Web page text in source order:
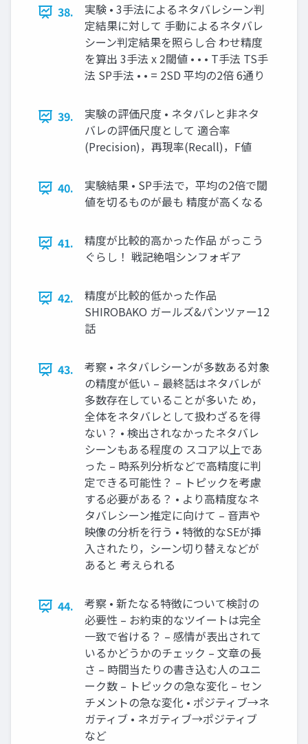
38.
実験 • 3手法によるネタバレシーン判
定結果に対して 手動によるネタバレ
シーン判定結果を照らし合 わせ精度
を算出 3手法 x 2閾値 • • • T手法 TS手
法 SP手法 • • = 2SD 平均の2倍 6通り
39.
実験の評価尺度 • ネタバレと非ネタ
バレの評価尺度として 適合率
(Precision)，再現率(Recall)，F値
40.
実験結果 • SP手法で，平均の2倍で閾
値を切るものが最も 精度が高くなる
41.
精度が比較的高かった作品 がっこう
ぐらし！ 戦記絶唱シンフォギア
42.
精度が比較的低かった作品
SHIROBAKO ガールズ&パンツァー12
話
43.
考察 • ネタバレシーンが多数ある対象
の精度が低い – 最終話はネタバレが
多数存在していることが多いた め，
全体をネタバレとして扱わざるを得
ない？ • 検出されなかったネタバレ
シーンもある程度の スコア以上であ
った – 時系列分析などで高精度に判
定できる可能性？ – トピックを考慮
する必要がある？ • より高精度なネ
タバレシーン推定に向けて – 音声や
映像の分析を行う • 特徴的なSEが挿
入されたり，シーン切り替えなどが
あると 考えられる
44.
考察 • 新たなる特徴について検討の
必要性 – お約束的なツイートは完全
一致で省ける？ – 感情が表出されて
いるかどうかのチェック – 文章の長
さ – 時間当たりの書き込む人のユニ
ーク数 – トピックの急な変化 – セン
チメントの急な変化 • ポジティブ→ネ
ガティブ • ネガティブ→ポジティブ
など